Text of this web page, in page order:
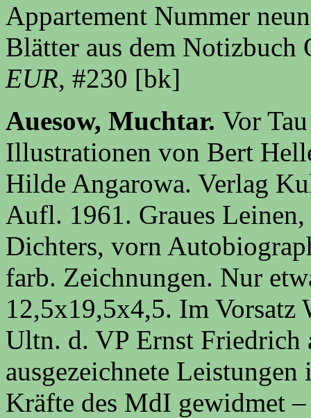
Appartement Nummer
Blätter aus dem
EUR, #230 [bk]
Auesow, Muchtar. Vor
Illustrationen von Bert
Hilde Angarowa. Verlag
Aufl. 1961. Graues
Dichters, vorn
farb. Zeichnungen. Nur
12,5x19,5x4,5. Im Vorsatz
Ultn. d. VP Ernst Friedrich
ausgezeichnete
Kräfte des MdI gewidmet